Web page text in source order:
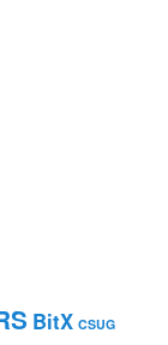
BitX CSUG